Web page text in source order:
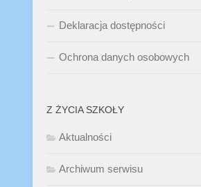
Deklaracja dostępności
Ochrona danych osobowych
Z ŻYCIA SZKOŁY
Aktualności
Archiwum serwisu